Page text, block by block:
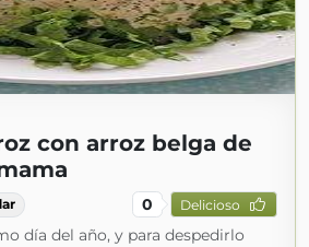
con arroz belga de
0 Delicioso
día del año, y para despedirlo